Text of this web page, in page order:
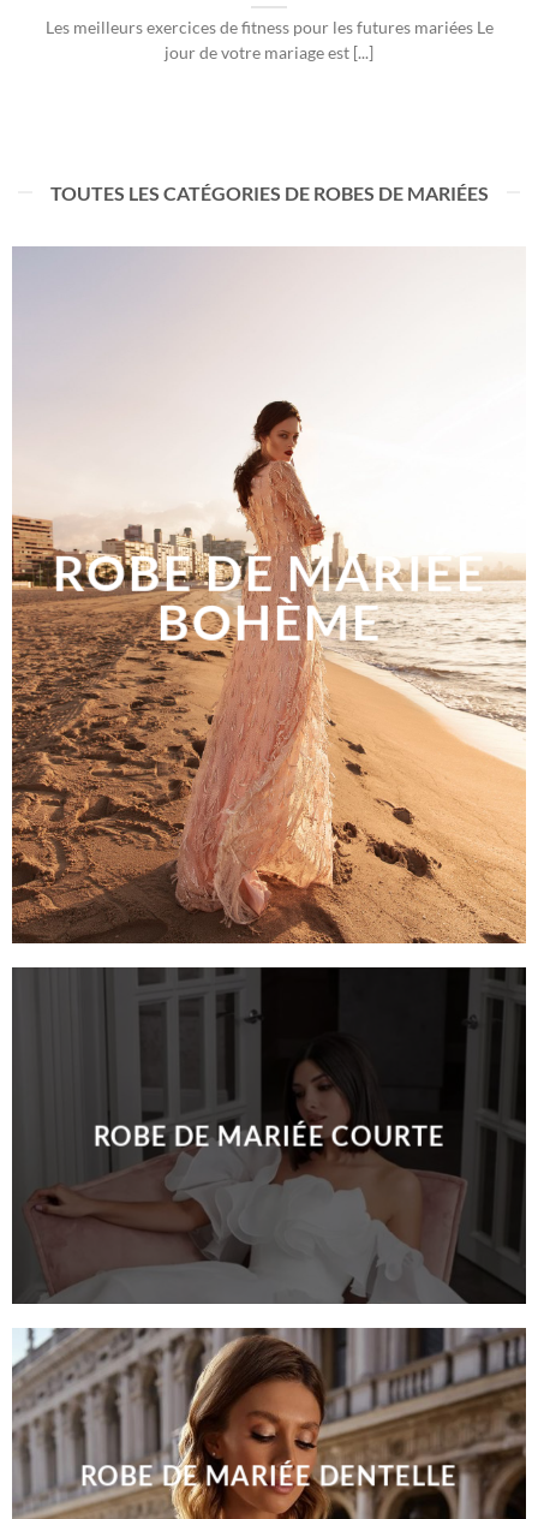
Les meilleurs exercices de fitness pour les futures mariées Le
jour de votre mariage est [...]
TOUTES LES CATÉGORIES DE ROBES DE MARIÉES
ROBE DE MARIÉE
BOHÈME
ROBE DE MARIÉE COURTE
ROBE DE MARIÉE DENTELLE